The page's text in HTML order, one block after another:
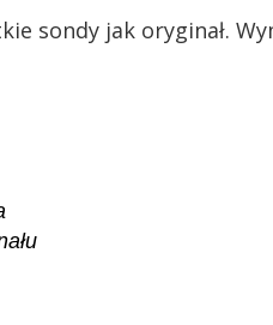
sondy jak oryginał.